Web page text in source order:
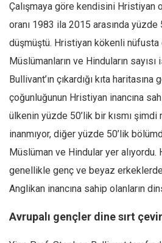
Çalışmaya göre kendisini Hristiyan
oranı 1983 ila 2015 arasında yüzde
düşmüştü. Hristiyan kökenli
Müslümanların ve Hinduların sayısı
Bullivant’ın çıkardığı kıta
çoğunluğunun Hristiyan inancına
ülkenin yüzde 50’lik bir kısmı
inanmıyor, diğer yüzde 50’lik
Müslüman ve Hindular yer alıyordu.
genellikle genç ve beyaz
Anglikan inancına sahip olanların
Avrupalı gençler dine sırt